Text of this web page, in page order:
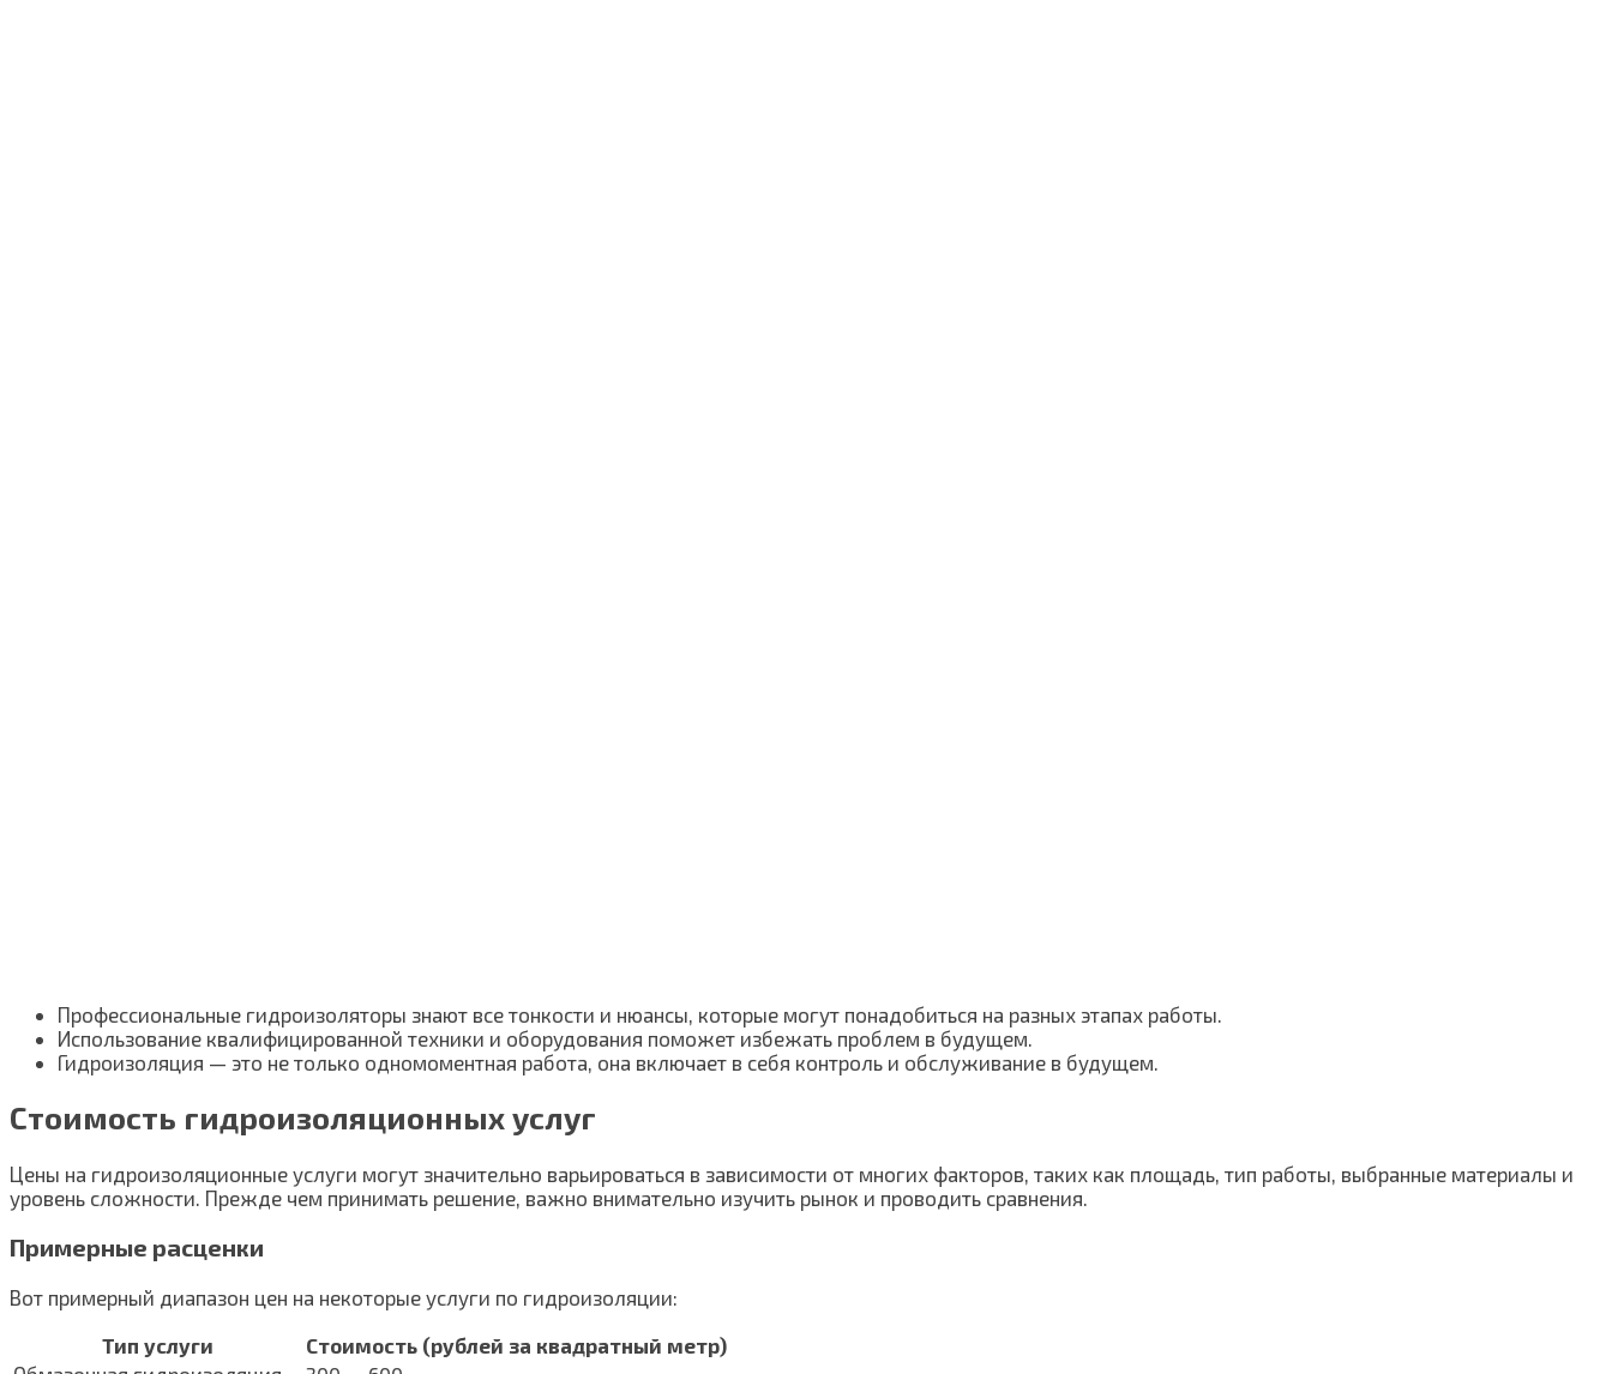
Профессиональные гидроизоляторы знают все тонкости и нюансы, которые могут понадобиться на разных этапах работы.
Использование квалифицированной техники и оборудования поможет избежать проблем в будущем.
Гидроизоляция — это не только одномоментная работа, она включает в себя контроль и обслуживание в будущем.
Стоимость гидроизоляционных услуг
Цены на гидроизоляционные услуги могут значительно варьироваться в зависимости от многих факторов, таких как площадь, тип работы, выбранные материалы и
уровень сложности. Прежде чем принимать решение, важно внимательно изучить рынок и проводить сравнения.
Примерные расценки
Вот примерный диапазон цен на некоторые услуги по гидроизоляции:
Тип услуги
Стоимость (рублей за квадратный метр)